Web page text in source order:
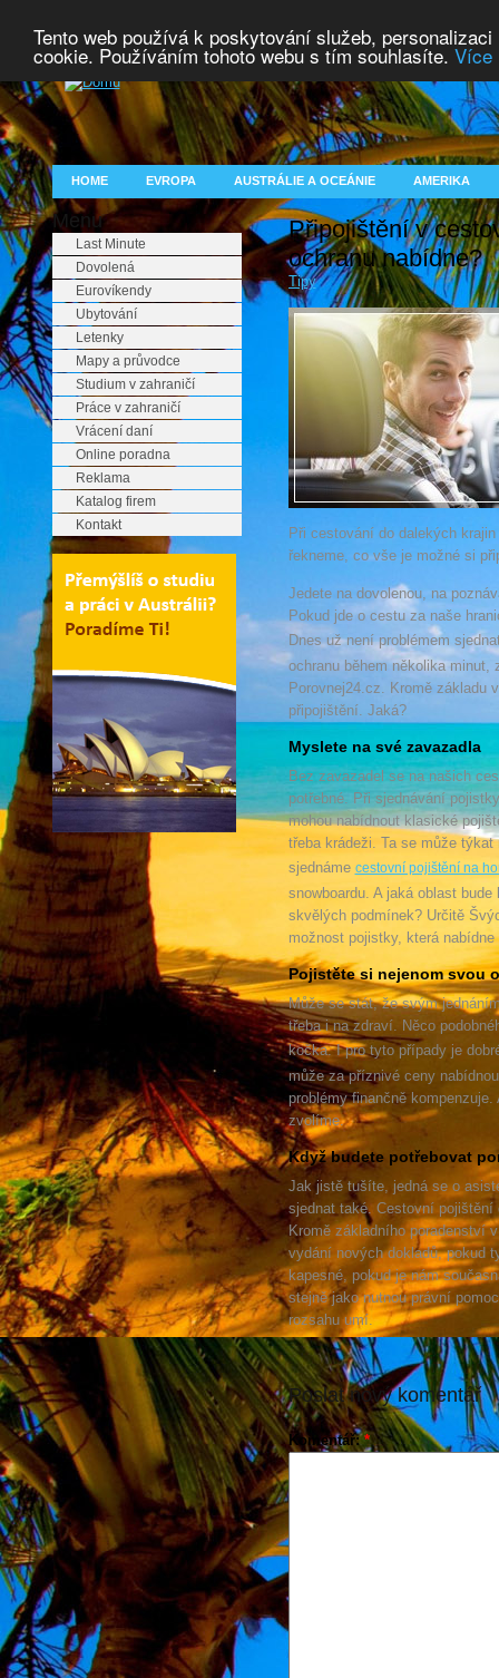
Tento web používá k poskytování služeb,
cookie. Používáním tohoto webu s tím souhlasíte. Více
HOME EVROPA AUSTRÁLIE A OCEÁNIE AMERIKA
Menu
Last Minute
Dovolená
Eurovíkendy
Ubytování
Letenky
Mapy a průvodce
Studium v zahraničí
Práce v zahraničí
Vrácení daní
Online poradna
Reklama
Katalog firem
Kontakt
Připojištění v
ochranu nabídne?
Tipy
Při cestování do dalekých
řekneme, co vše je možné si
Jedete na dovolenou, na
Pokud jde o cestu za naše
Dnes už není problémem
ochranu během několika minut,
Porovnej24.cz. Kromě základu
připojištění. Jaká?
Myslete na své zavazadla
Bez zavazadel se na našich
potřebné. Při sjednávání
mohou nabídnout klasické
třeba krádeži. Ta se může
sjednáme cestovní pojištění na
snowboardu. A jaká oblast
skvělých podmínek? Určitě
možnost pojistky, která
Pojistěte si nejenom svou
Může se stát, že svým
třeba i na zdraví. Něco
kočka. I pro tyto případy je
může za příznivé ceny
problémy finančně
zvolíme.
Když budete potřebovat
Jak jistě tušíte, jedná se o
sjednat také. Cestovní
Kromě základního poradenství
vydání nových dokladů, pokud
kapesné, pokud je nám
stejně jako nutnou právní
rozsahu umí.
Poslat nový komentář
Komentář:*